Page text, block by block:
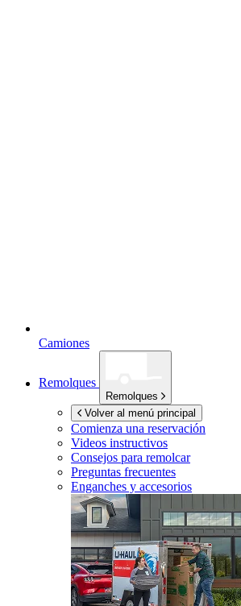
Camiones
Remolques
Remolques
Volver al menú principal
Comienza una reservación
Videos instructivos
Consejos para remolcar
Preguntas frecuentes
Enganches y accesorios